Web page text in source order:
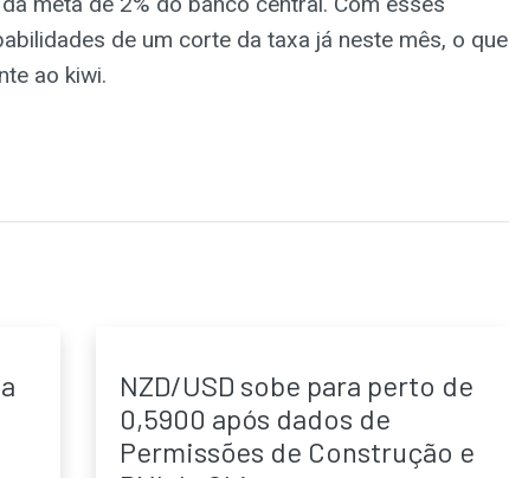
de um corte da taxa já neste mês, o que
ao kiwi.
NZD/USD sobe para perto de
0,5900 após dados de
Permissões de Construção e